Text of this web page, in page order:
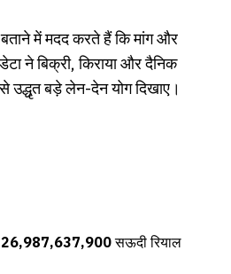
में मदद करते हैं कि मांग और
ने बिक्री, किराया और दैनिक
उद्धृत बड़े लेन-देन योग दिखाए।
सऊदी रियाल